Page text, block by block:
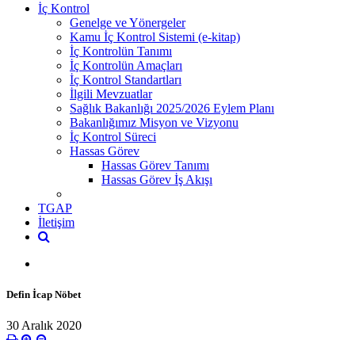
İç Kontrol
Genelge ve Yönergeler
Kamu İç Kontrol Sistemi (e-kitap)
İç Kontrolün Tanımı
İç Kontrolün Amaçları
İç Kontrol Standartları
İlgili Mevzuatlar
Sağlık Bakanlığı 2025/2026 Eylem Planı
Bakanlığımız Misyon ve Vizyonu
İç Kontrol Süreci
Hassas Görev
Hassas Görev Tanımı
Hassas Görev İş Akışı
TGAP
İletişim
Defin İcap Nöbet
30 Aralık 2020